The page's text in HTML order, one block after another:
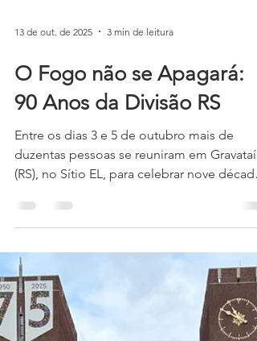
13 de out. de 2025
O Fogo não se Apagará:
90 Anos da Divisão RS
Entre os dias 3 e 5 de outubro mais de
duzentas pessoas se reuniram em Gravataí